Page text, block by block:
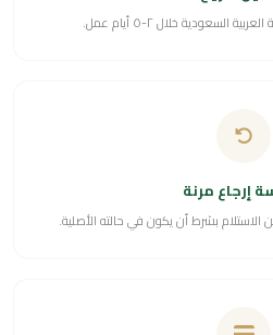
السعودية خلال ٢-٥ أيام عمل.
إرجاع مرنة